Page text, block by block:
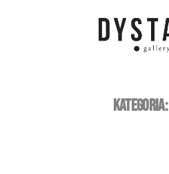
Kategoria: